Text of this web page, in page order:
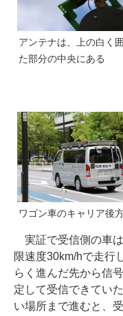
アンテナは、上の白く
た部分の中央にある
ワゴン車のキャリア後
実証で受信側の車
限速度30km/hで走行
らく進んだ先から信
定して受信できてい
い場所まで進むと、